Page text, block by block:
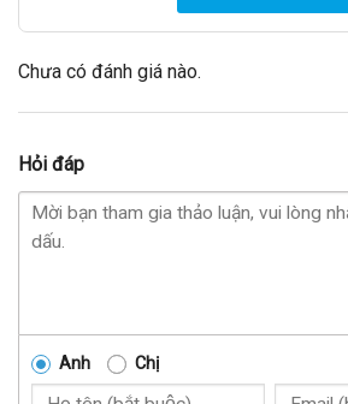
Chưa có đánh giá nào.
Hỏi đáp
Anh Chị